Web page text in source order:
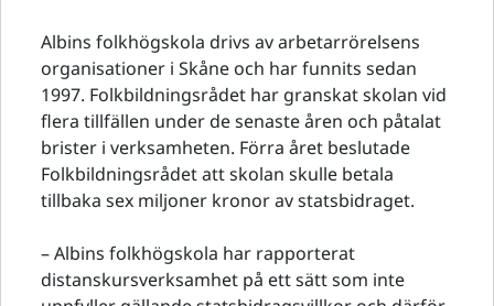
Albins folkhögskola drivs av arbetarrörelsens
organisationer i Skåne och har funnits sedan
1997. Folkbildningsrådet har granskat skolan vid
flera tillfällen under de senaste åren och påtalat
brister i verksamheten. Förra året beslutade
Folkbildningsrådet att skolan skulle betala
tillbaka sex miljoner kronor av statsbidraget.
– Albins folkhögskola har rapporterat
distanskursverksamhet på ett sätt som inte